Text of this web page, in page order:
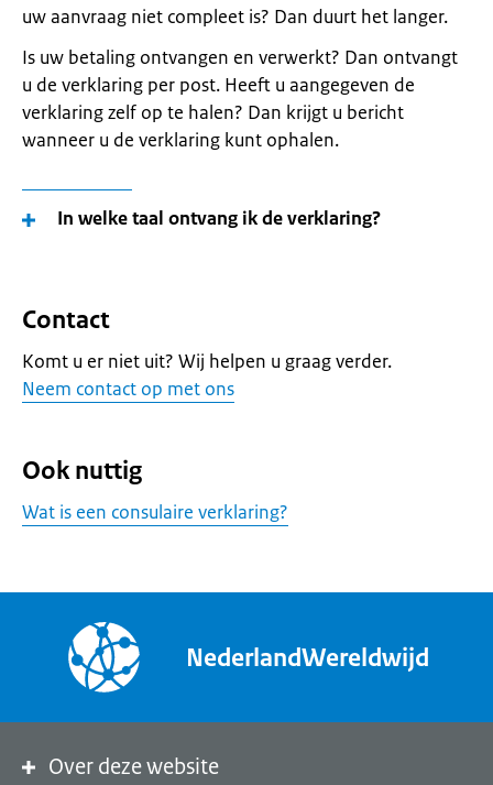
uw aanvraag niet compleet is? Dan duurt het langer.
Is uw betaling ontvangen en verwerkt? Dan ontvangt
u de verklaring per post. Heeft u aangegeven de
verklaring zelf op te halen? Dan krijgt u bericht
wanneer u de verklaring kunt ophalen.
In welke taal ontvang ik de verklaring?
Contact
Komt u er niet uit? Wij helpen u graag verder.
Neem contact op met ons
Ook nuttig
Wat is een consulaire verklaring?
NederlandWereldwijd
Over deze website